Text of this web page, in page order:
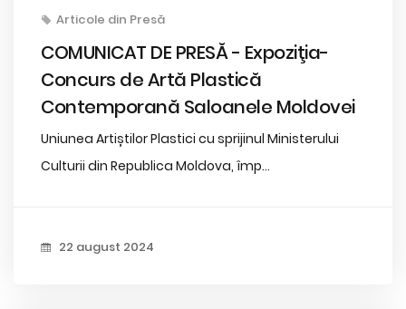
Articole din Presă
COMUNICAT DE PRESĂ - Expoziţia-
Concurs de Artă Plastică
Contemporană Saloanele Moldovei
Uniunea Artiștilor Plastici cu sprijinul Ministerului
Culturii din Republica Moldova, împ...
22 august 2024